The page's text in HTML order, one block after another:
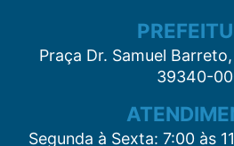
Praça Dr. Samuel
39340-
Segunda à Sexta: 7:00 às